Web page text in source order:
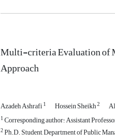
Multi-criteria Evaluation of
Approach
Azadeh Ashrafi1 Hossein Sheikh2
1Corresponding author: Assistant
2Ph.D. Student, Department of Public